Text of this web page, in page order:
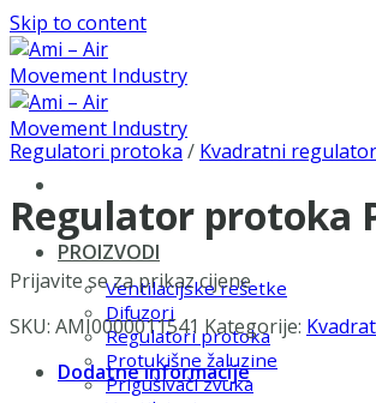
Skip to content
PROIZVODI
Ventilacijske rešetke
Difuzori
Regulatori protoka
Protukišne žaluzine
Prigušivači zvuka
Regulatori protoka / Kvadratni
Regulator protoka
Prijavite se za prikaz cijene
SKU: AMI0000011541 Kategorije:
Dodatne informacije